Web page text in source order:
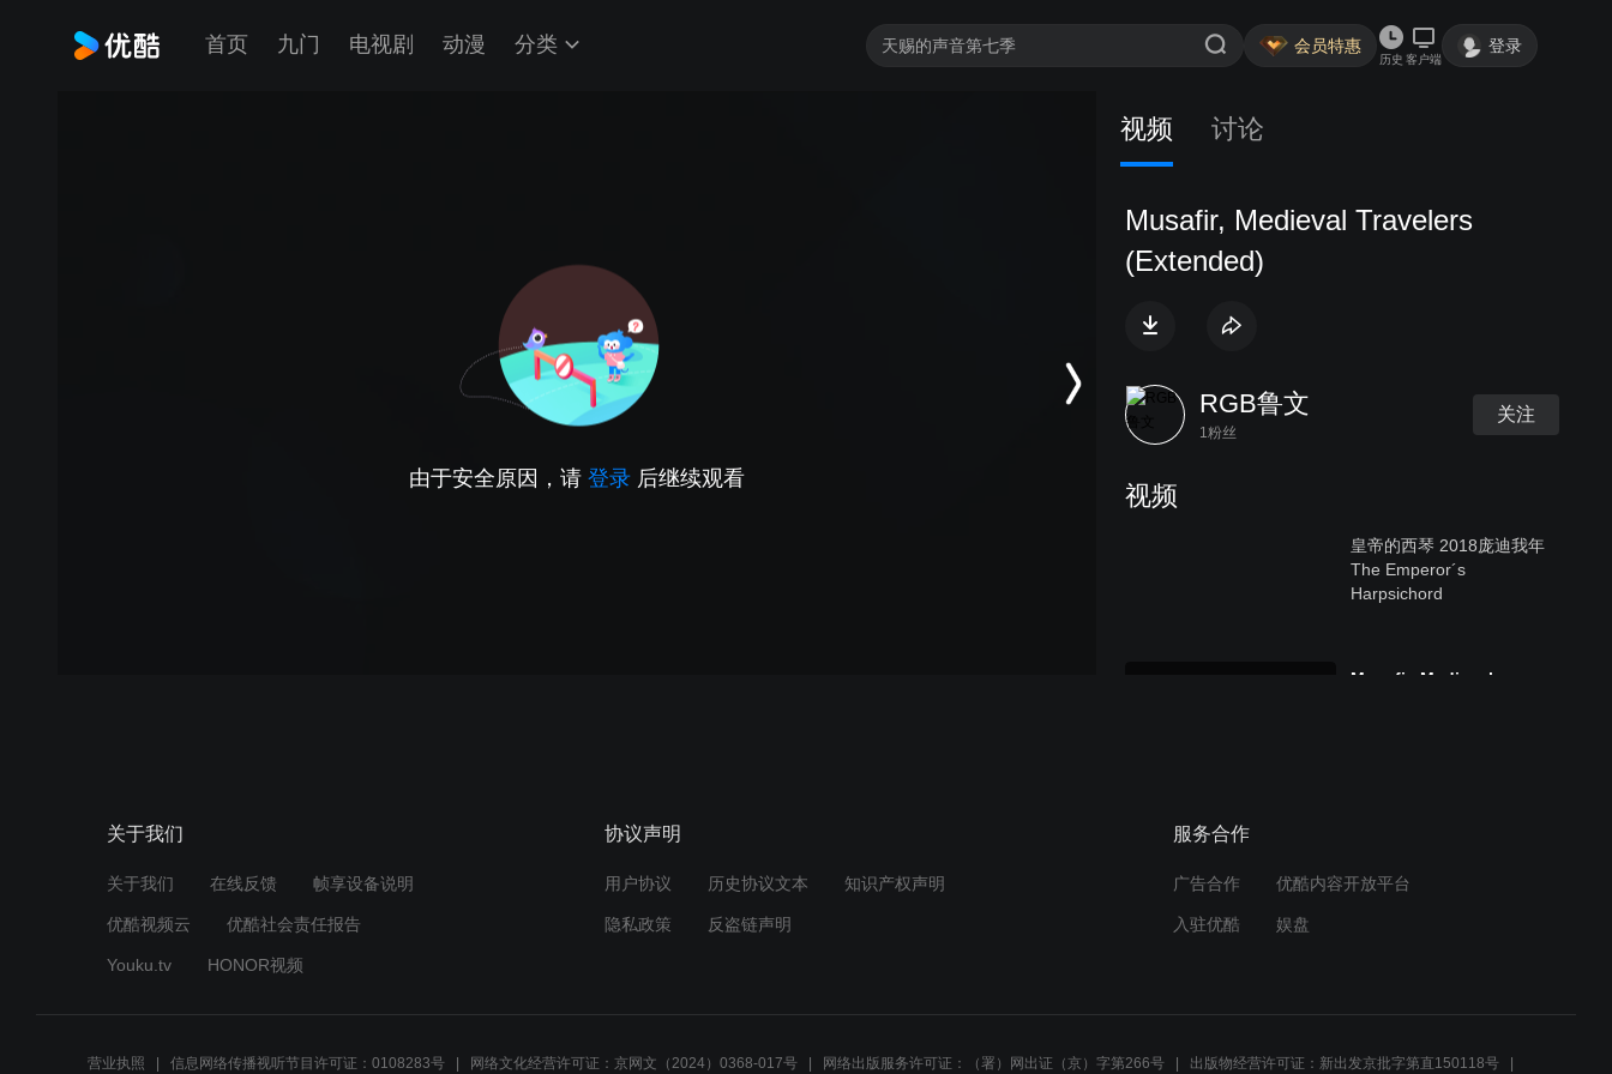
首页 九门 电视剧 动漫 分类 会员特惠
历史 客户端
登录
由于安全原因，请 登录 后继续观看
视频 讨论
Musafir, Medieval Travelers
(Extended)
RGB鲁文
1粉丝
关注
视频
皇帝的西琴 2018庞迪我年
The Emperor´s
Harpsichord
Musafir, Medieval
关于我们
关于我们 在线反馈 帧享设备说明
优酷视频云 优酷社会责任报告
Youku.tv HONOR视频
协议声明
用户协议 历史协议文本 知识产权声明
隐私政策 反盗链声明
服务合作
广告合作 优酷内容开放平台
入驻优酷 娱盘
营业执照 信息网络传播视听节目许可证：0108283号 网络文化经营许可证：京网文（2024）0368-017号 网络出版服务许可证：（署）网出证（京）字第266号 出版物经营许可证：新出发京批字第直150118号